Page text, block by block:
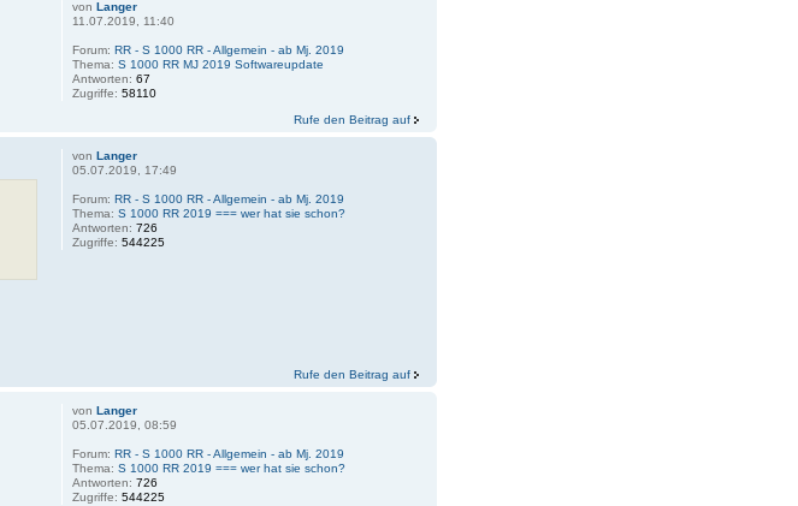
von Langer
11.07.2019, 11:40
Forum: RR - S 1000 RR - Allgemein - ab Mj. 2019
Thema: S 1000 RR MJ 2019 Softwareupdate
Antworten: 67
Zugriffe: 58110
Rufe den Beitrag auf
von Langer
05.07.2019, 17:49
Forum: RR - S 1000 RR - Allgemein - ab Mj. 2019
Thema: S 1000 RR 2019 === wer hat sie schon?
Antworten: 726
Zugriffe: 544225
Rufe den Beitrag auf
von Langer
05.07.2019, 08:59
Forum: RR - S 1000 RR - Allgemein - ab Mj. 2019
Thema: S 1000 RR 2019 === wer hat sie schon?
Antworten: 726
Zugriffe: 544225